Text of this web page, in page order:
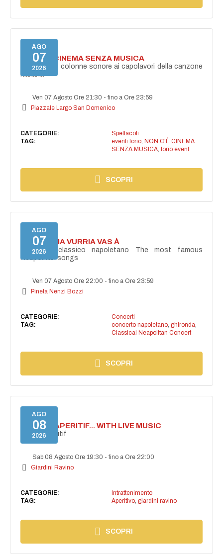
AGO
07
2026
NON C'È CINEMA SENZA MUSICA
Dalle grandi colonne sonore ai capolavori della canzone
italiana
Ven 07 Agosto Ore 21:30 -fino a Ore 23:59
Piazzale Largo San Domenico
CATEGORIE:
Spettacoli
TAG:
eventi forio, NON C'È CINEMA
SENZA MUSICA, forio event
SCOPRI
AGO
07
2026
I'TE VURRIA VURRIA VAS À
Concerto classico napoletano The most famous
Neapolitan songs
Ven 07 Agosto Ore 22:00 -fino a Ore 23:59
Pineta Nenzi Bozzi
CATEGORIE:
Concerti
TAG:
concerto napoletano, ghironda,
Classical Neapolitan Concert
SCOPRI
AGO
08
2026
SECRET APERITIF... WITH LIVE MUSIC
Secret aperitif
Sab 08 Agosto Ore 19:30 -fino a Ore 22:00
Giardini Ravino
CATEGORIE:
Intrattenimento
TAG:
Aperitivo, giardini ravino
SCOPRI